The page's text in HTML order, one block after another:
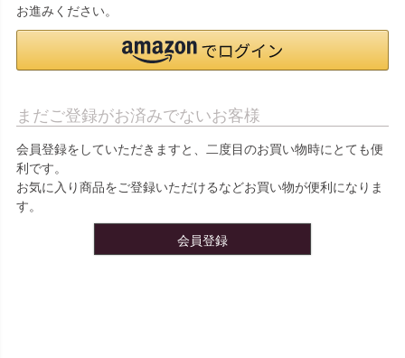
お進みください。
まだご登録がお済みでないお客様
会員登録をしていただきますと、二度目のお買い物時にとても便
利です。
お気に入り商品をご登録いただけるなどお買い物が便利になりま
す。
会員登録